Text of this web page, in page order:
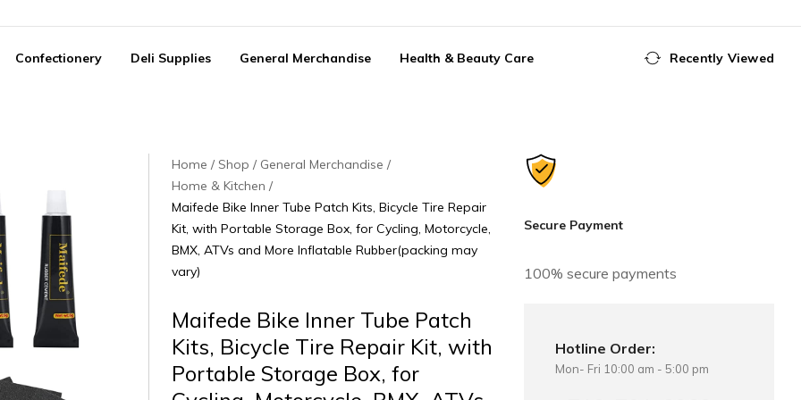
Confectionery Deli Supplies General Merchandise Health & Beauty Care Recently Viewed
Home Shop
General Merchandise
Home & Kitchen
Maifede Bike Inner Tube Patch Kits, Bicycle Tire Repair
Kit, with Portable Storage Box, for Cycling, Motorcycle,
BMX, ATVs and More Inflatable Rubber(packing may
vary)
Maifede Bike Inner Tube Patch
Kits, Bicycle Tire Repair Kit, with
Portable Storage Box, for
Secure Payment
100% secure payments
Hotline Order:
Mon- Fri 10:00 am - 5:00 pm